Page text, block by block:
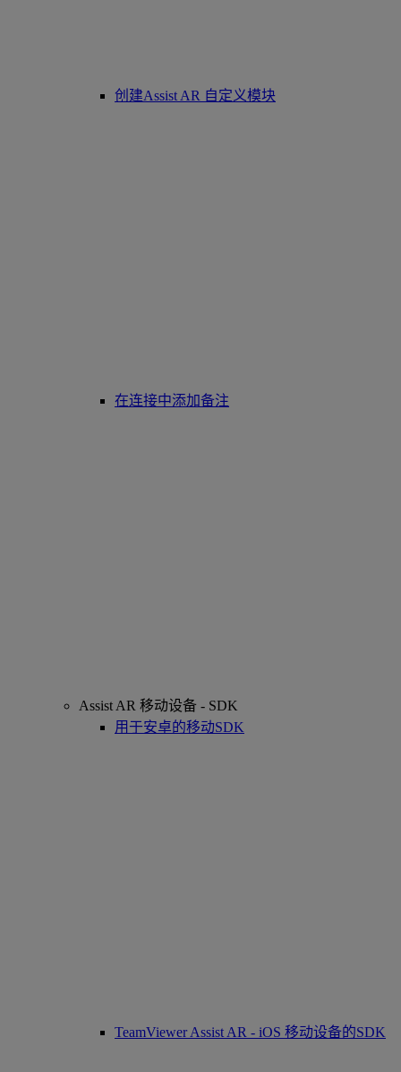
创建Assist AR 自定义模块
在连接中添加备注
Assist AR 移动设备 - SDK
用于安卓的移动SDK
TeamViewer Assist AR - iOS 移动设备的SDK